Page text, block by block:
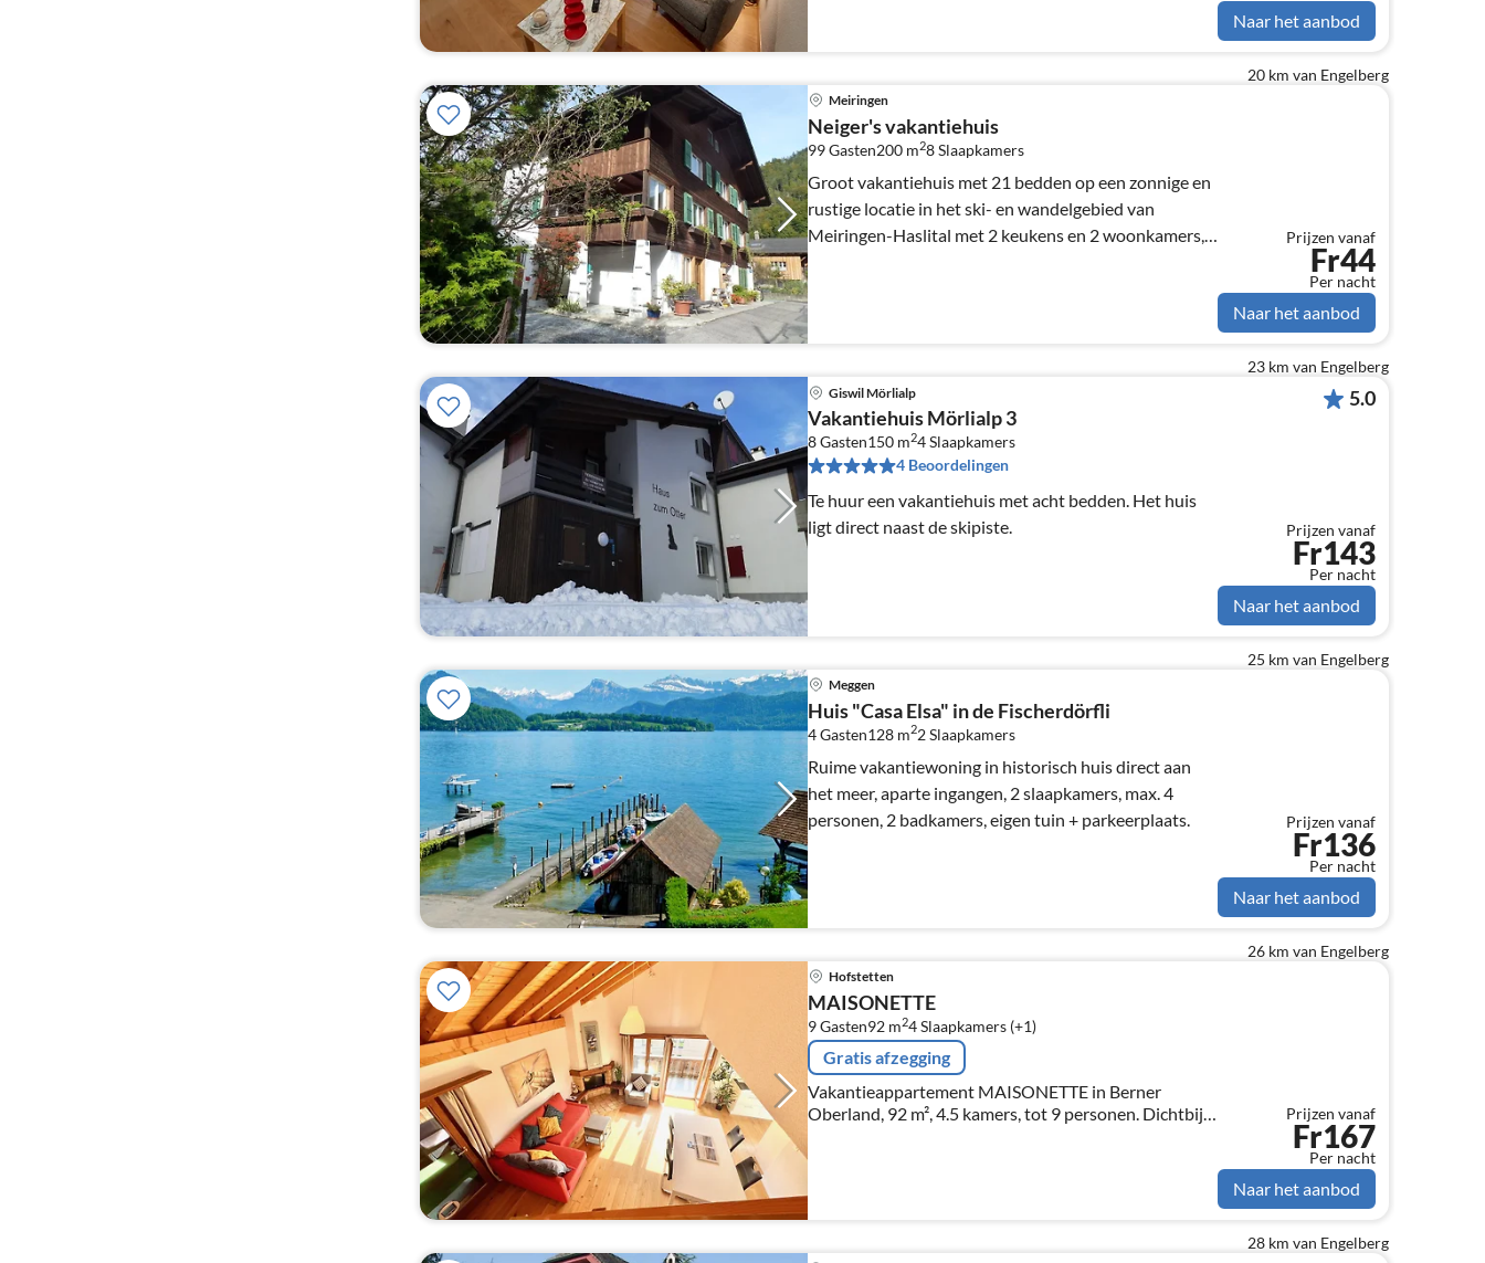
Naar het aanbod
20 km van Engelberg
Meiringen
Neiger's vakantiehuis
99 Gasten200 m28Slaapkamers
Groot vakantiehuis met 21 bedden op een zonnige en
rustige locatie in het ski- en wandelgebied van
Meiringen-Haslital met 2 keukens en 2 woonkamers,
ideaal voor gezinnen en groepen.
Prijzen vanaf
Fr44
Per nacht
Naar het aanbod
23 km van Engelberg
Giswil Mörlialp
Vakantiehuis Mörlialp 3
8 Gasten150 m24Slaapkamers
4 Beoordelingen
Te huur een vakantiehuis met acht bedden. Het huis
ligt direct naast de skipiste.
5.0
Prijzen vanaf
Fr143
Per nacht
Naar het aanbod
25 km van Engelberg
Meggen
Huis "Casa Elsa" in de Fischerdörfli
4 Gasten128 m22Slaapkamers
Ruime vakantiewoning in historisch huis direct aan
het meer, aparte ingangen, 2 slaapkamers, max. 4
personen, 2 badkamers, eigen tuin + parkeerplaats.
Prijzen vanaf
Fr136
Per nacht
Naar het aanbod
26 km van Engelberg
Hofstetten
MAISONETTE
9 Gasten92 m24Slaapkamers (+1)
Gratis afzegging
Vakantieappartement MAISONETTE in Berner
Oberland, 92 m², 4.5 kamers, tot 9 personen. Dichtbij
Prijzen vanaf
Fr167
Per nacht
Naar het aanbod
28 km van Engelberg